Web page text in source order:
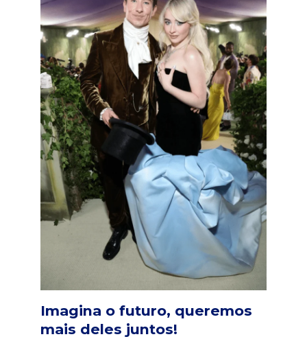
Imagina o futuro, queremos
mais deles juntos!